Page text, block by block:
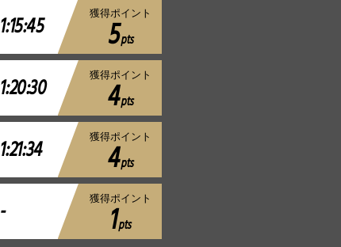
1:15:45 獲得ポイント
5pts
1:20:30 獲得ポイント
4pts
1:21:34 獲得ポイント
4pts
- 獲得ポイント
1pts